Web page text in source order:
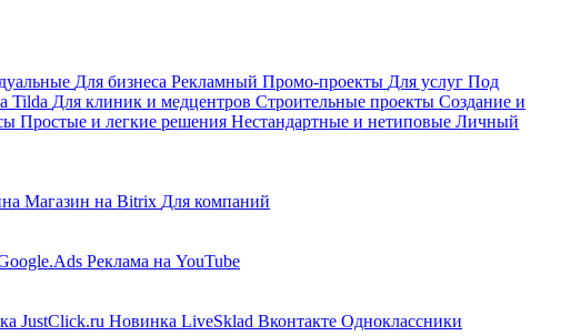
Для бизнеса Рекламный Промо-проекты Для услуг Под
Tilda Для клиник и медцентров Строительные проекты Создание и
Простые и легкие решения Нестандартные и нетиповые Личный
Магазин на Bitrix Для компаний
Реклама на YouTube
JustClick.ru Новинка LiveSklad Вконтакте Одноклассники